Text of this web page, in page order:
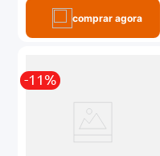
comprar agora
-11%